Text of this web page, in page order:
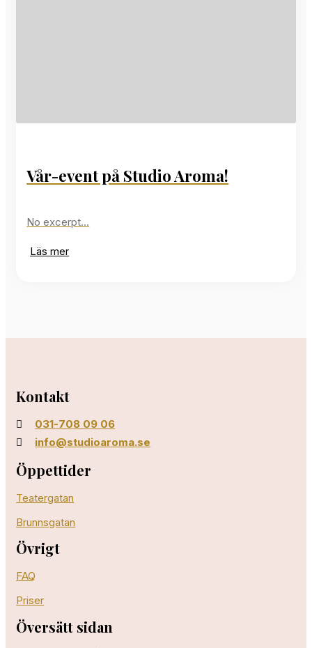
Vår-event på Studio Aroma!
No excerpt…
Läs mer
Kontakt
031-708 09 06
info@studioaroma.se
Öppettider
Teatergatan
Brunnsgatan
Övrigt
FAQ
Priser
Översätt sidan